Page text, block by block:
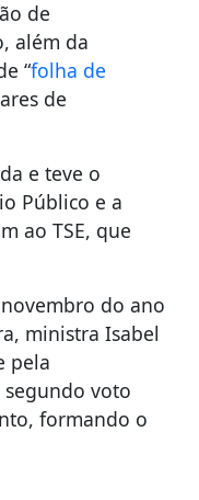
de
, além da
“folha de
de
e teve o
Público e a
ao TSE, que
do ano
ministra Isabel
pela
voto
formando o